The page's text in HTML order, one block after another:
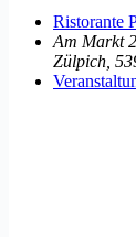
Ristorante
Am Markt
Zülpich